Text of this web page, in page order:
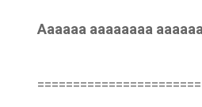
Aaaaaa aaaaaaaa
=======================